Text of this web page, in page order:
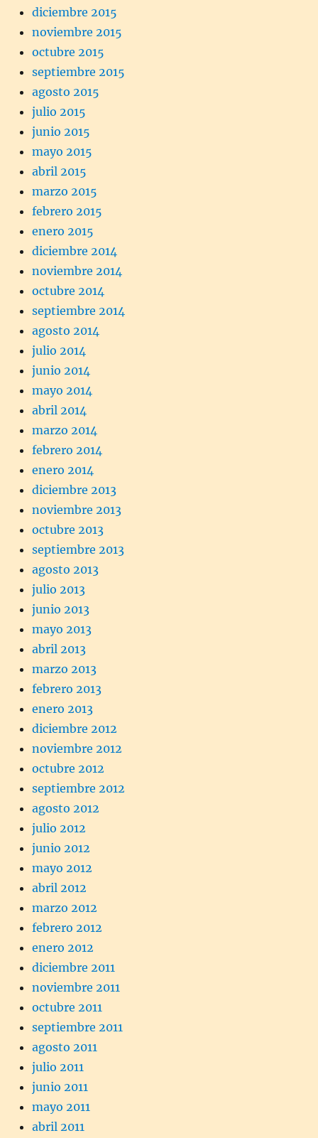
diciembre 2015
noviembre 2015
octubre 2015
septiembre 2015
agosto 2015
julio 2015
junio 2015
mayo 2015
abril 2015
marzo 2015
febrero 2015
enero 2015
diciembre 2014
noviembre 2014
octubre 2014
septiembre 2014
agosto 2014
julio 2014
junio 2014
mayo 2014
abril 2014
marzo 2014
febrero 2014
enero 2014
diciembre 2013
noviembre 2013
octubre 2013
septiembre 2013
agosto 2013
julio 2013
junio 2013
mayo 2013
abril 2013
marzo 2013
febrero 2013
enero 2013
diciembre 2012
noviembre 2012
octubre 2012
septiembre 2012
agosto 2012
julio 2012
junio 2012
mayo 2012
abril 2012
marzo 2012
febrero 2012
enero 2012
diciembre 2011
noviembre 2011
octubre 2011
septiembre 2011
agosto 2011
julio 2011
junio 2011
mayo 2011
abril 2011